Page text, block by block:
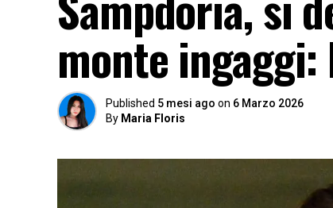
monte
Published 5 mesi ago on 6 Marzo 2026
By Maria Floris